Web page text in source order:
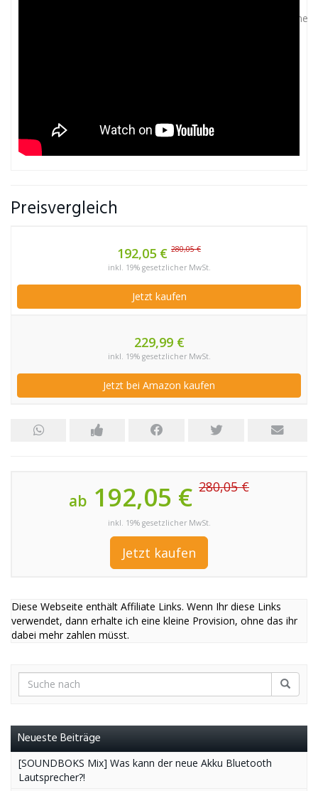
Preisvergleich
192,05 € 280,05 €
inkl. 19% gesetzlicher MwSt.
Jetzt kaufen
229,99 €
inkl. 19% gesetzlicher MwSt.
Jetzt bei Amazon kaufen
ab 192,05 € 280,05 €
inkl. 19% gesetzlicher MwSt.
Jetzt kaufen
Diese Webseite enthält Affiliate Links. Wenn Ihr diese Links
verwendet, dann erhalte ich eine kleine Provision, ohne das ihr
dabei mehr zahlen müsst.
Neueste Beiträge
[SOUNDBOKS Mix] Was kann der neue Akku Bluetooth
Lautsprecher?!